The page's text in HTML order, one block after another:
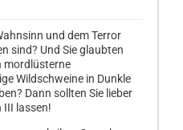
und dem Terror
sind? Und Sie glaubten
mordlüsterne
Wildschweine in Dunkle
Dann sollten Sie lieber
III lassen!